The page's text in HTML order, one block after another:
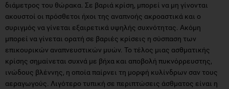
διάμετρος του θώρακα. Σε βαριά κρίση, μπορεί να μη γίνονται
ακουστοί οι πρόσθετοι ήχοι της αναπνοής ακροαστικά και ο
συριγμός να γίνεται εξαιρετικά υψηλής συχνότητας. Ακόμη
μπορεί να γίνεται ορατή σε βαριές κρίσεις η σύσπαση των
επικουρικών αναπνευστικών μυών. Το τέλος μιας ασθματικής
κρίσης σημαίνεται συχνά με βήχα και αποβολή πυκνόρρευστης,
ινώδους βλέννης, η οποία παίρνει τη μορφή κυλίνδρων σαν τους
αεραγωγούς. Λιγότερο τυπική σε περιπτώσεις άσθματος είναι η